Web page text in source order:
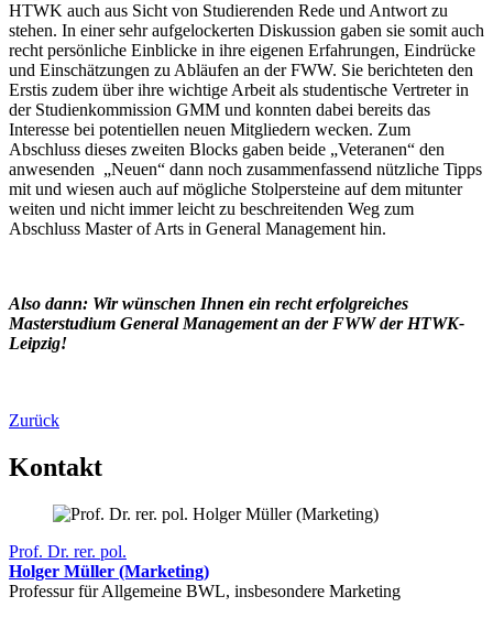
HTWK auch aus Sicht von Studierenden Rede und Antwort zu
stehen. In einer sehr aufgelockerten Diskussion gaben sie somit auch
recht persönliche Einblicke in ihre eigenen Erfahrungen, Eindrücke
und Einschätzungen zu Abläufen an der FWW. Sie berichteten den
Erstis zudem über ihre wichtige Arbeit als studentische Vertreter in
der Studienkommission GMM und konnten dabei bereits das
Interesse bei potentiellen neuen Mitgliedern wecken. Zum
Abschluss dieses zweiten Blocks gaben beide „Veteranen“ den
anwesenden „Neuen“ dann noch zusammenfassend nützliche Tipps
mit und wiesen auch auf mögliche Stolpersteine auf dem mitunter
weiten und nicht immer leicht zu beschreitenden Weg zum
Abschluss Master of Arts in General Management hin.
Also dann: Wir wünschen Ihnen ein recht erfolgreiches
Masterstudium General Management an der FWW der HTWK-
Leipzig!
Zurück
Kontakt
Prof. Dr. rer. pol.
Holger Müller (Marketing)
Professur für Allgemeine BWL, insbesondere Marketing